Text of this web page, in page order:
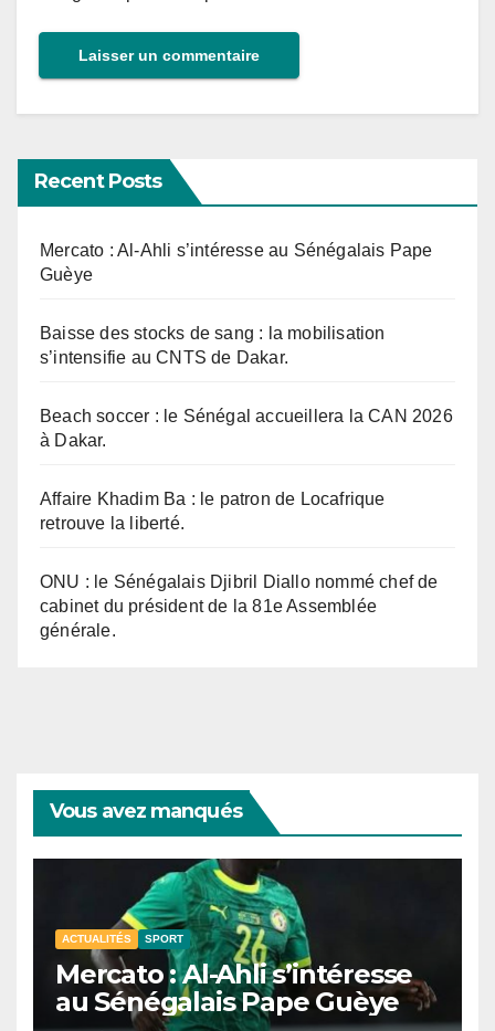
Recent Posts
Mercato : Al-Ahli s’intéresse au Sénégalais Pape
Guèye
Baisse des stocks de sang : la mobilisation
s’intensifie au CNTS de Dakar.
Beach soccer : le Sénégal accueillera la CAN 2026
à Dakar.
Affaire Khadim Ba : le patron de Locafrique
retrouve la liberté.
ONU : le Sénégalais Djibril Diallo nommé chef de
cabinet du président de la 81e Assemblée
générale.
Vous avez manqués
ACTUALITÉS SPORT
Mercato : Al-Ahli s’intéresse
au Sénégalais Pape Guèye